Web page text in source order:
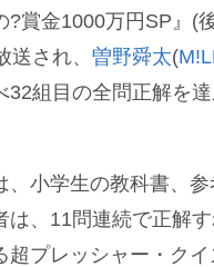
?賞金1000万円SP』(
送され、 曽野舜太(
32組目の全問正解を
、小学生の教科書、
は、11問連続で正解
超プレッシャー・クイ